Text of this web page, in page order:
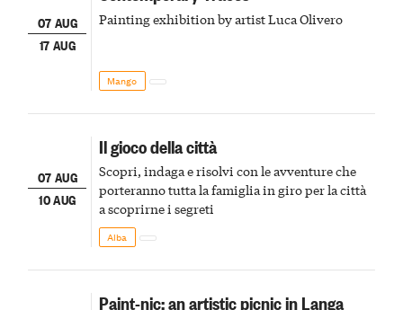
07 AUG
17 AUG
Painting exhibition by artist Luca Olivero
Mango
07 AUG
10 AUG
Il gioco della città
Scopri, indaga e risolvi con le avventure che
porteranno tutta la famiglia in giro per la città
a scoprirne i segreti
Alba
Paint-nic: an artistic picnic in Langa